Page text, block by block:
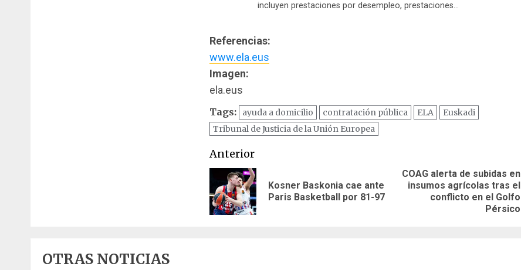
incluyen prestaciones por desempleo, prestaciones…
Referencias:
www.ela.eus
Imagen:
ela.eus
Tags: ayuda a domicilio contratación pública ELA
Euskadi
Tribunal de Justicia de la Unión Europea
Navegación
de
entradas
Anterior
Entrada
anterior:
Kosner Baskonia cae ante
Paris Basketball por 81-97
Siguiente
entrada:
COAG alerta de subidas en
insumos agrícolas tras el
conflicto en el Golfo
Pérsico
OTRAS NOTICIAS